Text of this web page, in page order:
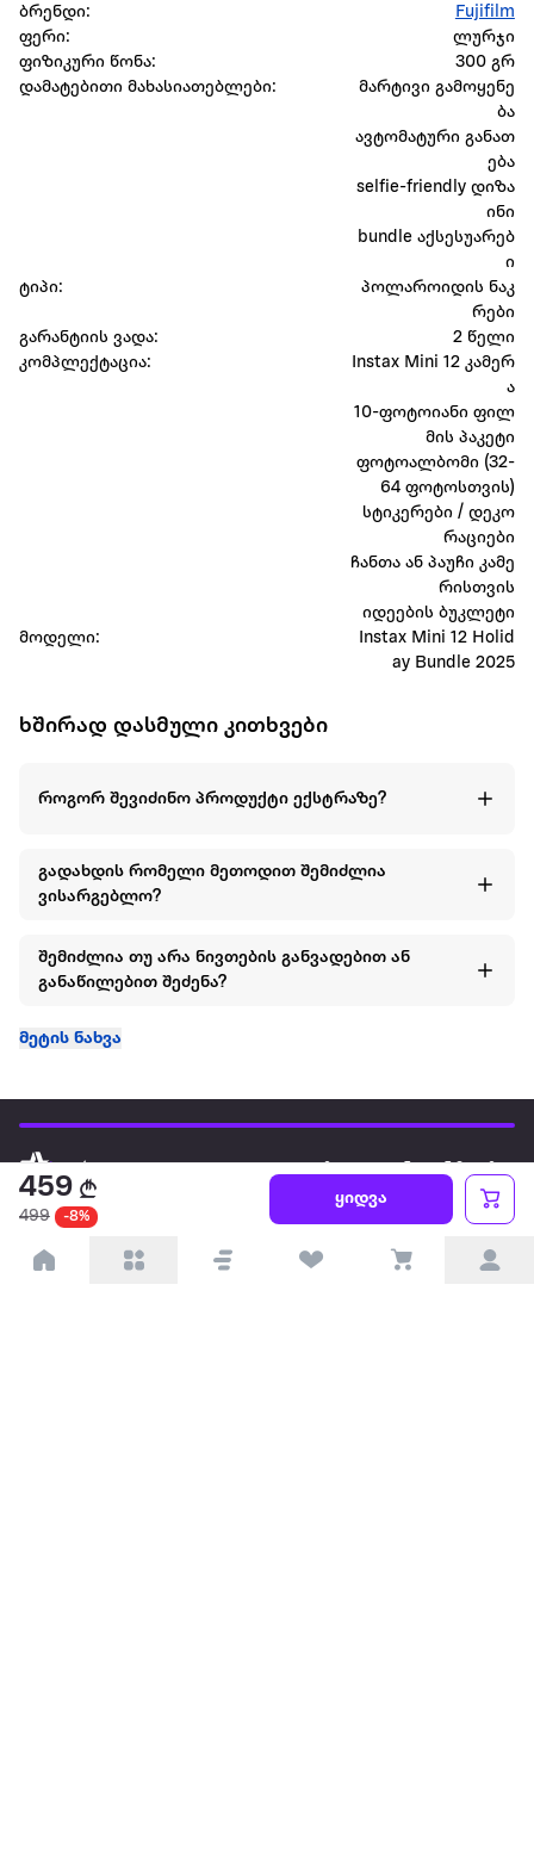
459
499 -8%
ყიდვა
ბრენდი:
Fujifilm
ფერი:
ლურჯი
ფიზიკური წონა:
300 გრ
დამატებითი მახასიათებლები:
მარტივი გამოყენე
ბა
ავტომატური განათ
ება
selfie-friendly დიზა
ინი
bundle აქსესუარებ
ი
ტიპი:
პოლაროიდის ნაკ
რები
გარანტიის ვადა:
2 წელი
კომპლექტაცია:
Instax Mini 12 კამერ
ა
10-ფოტოიანი ფილ
მის პაკეტი
ფოტოალბომი (32-
64 ფოტოსთვის)
სტიკერები / დეკო
რაციები
ჩანთა ან პაუჩი კამე
რისთვის
იდეების ბუკლეტი
მოდელი:
Instax Mini 12 Holid
ay Bundle 2025
ხშირად დასმული კითხვები
როგორ შევიძინო პროდუქტი ექსტრაზე?
გადახდის რომელი მეთოდით შემიძლია
ვისარგებლო?
შემიძლია თუ არა ნივთების განვადებით ან
განაწილებით შეძენა?
მეტის ნახვა